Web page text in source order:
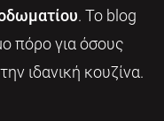
. Το blog
πόρο για όσους
ιδανική κουζίνα.